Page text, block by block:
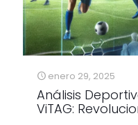
enero 29, 2025
Análisis
ViTAG: